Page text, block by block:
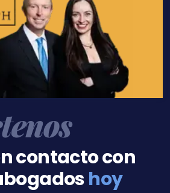
contacto con
hoy